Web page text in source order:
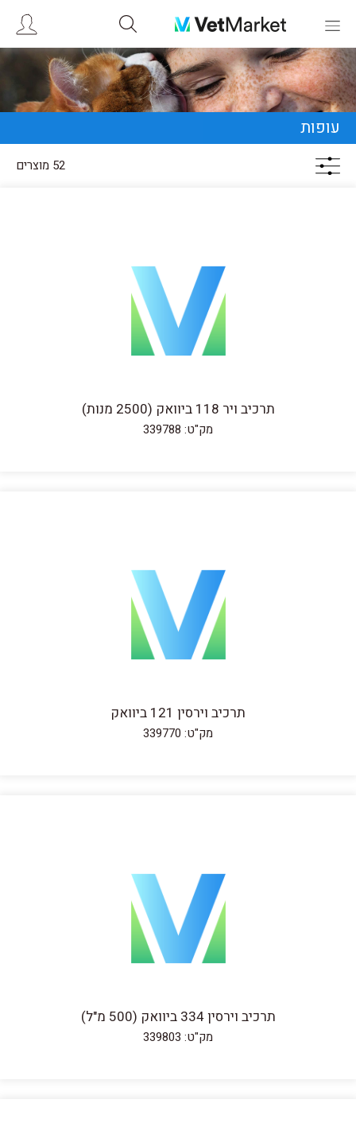
עופות
52 מוצרים
תרכיב ויר 118 ביוואק (2500 מנות)
מק"ט: 339788
תרכיב וירסין 121 ביוואק
מק"ט: 339770
תרכיב וירסין 334 ביוואק (500 מ"ל)
מק"ט: 339803